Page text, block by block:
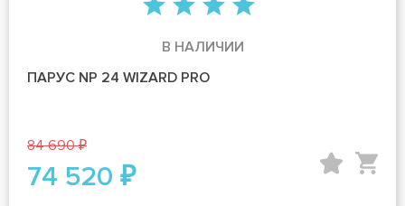
В НАЛИЧИИ
ПАРУС NP 24 WIZARD PRO
84 690 ₽
74 520 ₽